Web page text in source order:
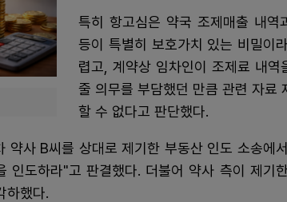
특히 항고심은 약국 조제매출 내역
등이 특별히 보호가치 있는 비밀이
렵고, 계약상 임차인이 조제료 내역
줄 의무를 부담했던 만큼 관련 자료
할 수 없다고 판단했다.
약사 B씨를 상대로 제기한 부동산 인도 소송에
인도하라"고 판결했다. 더불어 약사 측이 제기
하했다.